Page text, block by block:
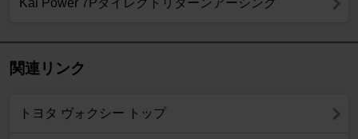
Kai Power 7Pダイレクトリターンアーシング
関連リンク
トヨタ ヴォクシー トップ